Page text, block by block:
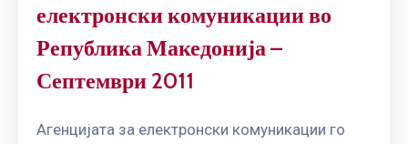
електронски комуникации во
Република Македонија –
Септември 2011
Агенцијата за електронски комуникации го